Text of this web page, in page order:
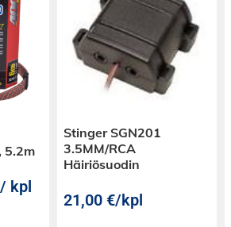
5.2m
kpl
Stinger SGN201
3.5MM/RCA
Häiriösuodin
21,00€/kpl